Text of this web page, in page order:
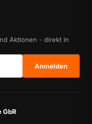
Aktionen - direkt in
Anmelden